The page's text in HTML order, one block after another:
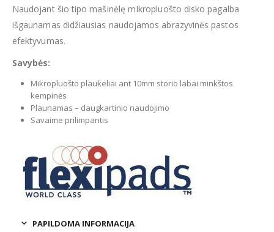
Naudojant šio tipo mašinėlę mIkropluošto disko pagalba
išgaunamas didžiausias naudojamos abrazyvinės pastos
efektyvumas.
Savybės:
Mikropluošto plaukeliai ant 10mm storio labai minkštos
kempinės
Plaunamas – daugkartinio naudojimo
Savaime prilimpantis
PAPILDOMA INFORMACIJA